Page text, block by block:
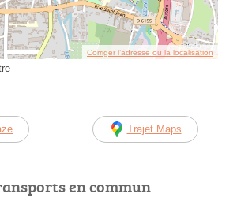
Corriger l’adresse ou la localisation
Trajet Maps
en commun